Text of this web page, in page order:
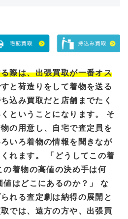
際は、出張買取が一番オス
と荷造りをして着物を送る
込み買取だと店舗までたく
ということになります。 そ
の用意し、自宅で査定員を
いろ着物の情報を聞きなが
れます。 「どうしてこの着
の着物の高値の決め手は何
はどこにあるのか？」 な
れる査定劇は納得の展開と
では、遠方の方や、出張買